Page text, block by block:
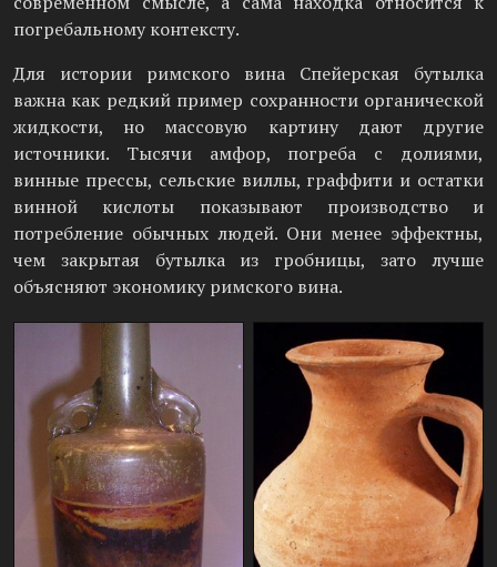
погребальному контексту.
Для истории римского вина Спейерская бутылка
важна как редкий пример сохранности органической
жидкости, но массовую картину дают другие
источники. Тысячи амфор, погреба с долиями,
винные прессы, сельские виллы, граффити и остатки
винной кислоты показывают производство и
потребление обычных людей. Они менее эффектны,
чем закрытая бутылка из гробницы, зато лучше
объясняют экономику римского вина.